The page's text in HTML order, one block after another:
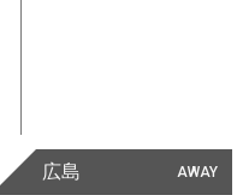
AWAY
広島